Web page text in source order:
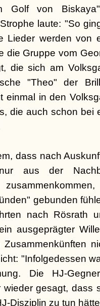
Golf von
laute: "So
Lieder werden von
die Gruppe vom
die sich am
"Theo" der
einmal in den
die auch schon bei
dass nach
aus der
gebunden
nach Rösrath
ausgeprägter
"Infolgedessen
Die HJ-
gesagt, dass
Disziplin zu tun